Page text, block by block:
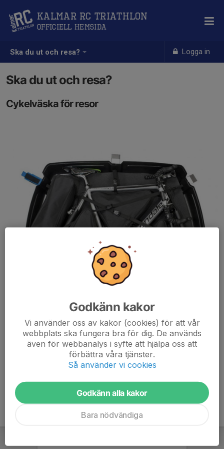
Ska du ut och resa? Logga in
Kalmar RC Triathlon
Officiell hemsida
Ska du ut och resa?
Cykelväska för resor
Ska du ut och resa med din cykel!
Kalmar RC Triathlon har cykelväskor för uthyrning till
Godkänn kakor
Vi använder oss av kakor (cookies) för att vår
webbplats ska fungera bra för dig. De används
även för webbanalys i syfte att hjälpa oss att
förbättra våra tjänster.
Så använder vi cookies
Godkänn alla kakor
Bara nödvändiga